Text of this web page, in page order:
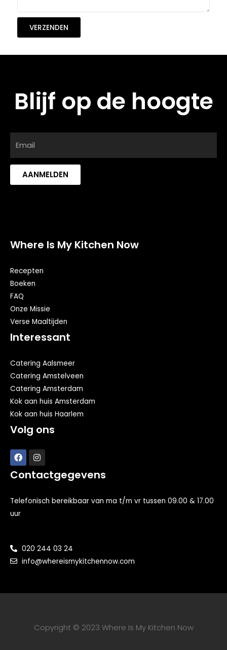
VERZENDEN
Blijf op de hoogte
AANMELDEN
Where Is My Kitchen Now
Recepten
Boeken
FAQ
Onze Missie
Verse Maaltijden
Interessant
Catering Aalsmeer
Catering Amstelveen
Catering Amsterdam
Kok aan huis Amsterdam
Kok aan huis Haarlem
Volg ons
Contactgegevens
Telefonisch bereikbaar van ma t/m vr tussen 09.00 & 17.00
uur
020 244 03 24
info@whereismykitchennow.com
Copyright © 2023 Where Is My Kitchen Now